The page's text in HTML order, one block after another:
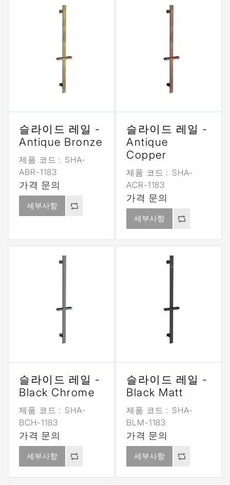
슬라이드 레일 -
Antique Bronze
제품 코드 : SHA-
ABR-1183
가격 문의
세부사항
슬라이드 레일 -
Antique
Copper
제품 코드 : SHA-
ACR-1183
가격 문의
세부사항
슬라이드 레일 -
Black Chrome
제품 코드 : SHA-
BCH-1183
가격 문의
세부사항
슬라이드 레일 -
Black Matt
제품 코드 : SHA-
BLM-1183
가격 문의
세부사항